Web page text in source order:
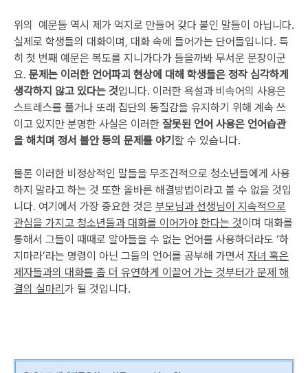
위의 예문들 역시 제가 억지로 만들어 갖다 붙인 말들이 아닙니다.
실제로 학생들의 대화이며, 대화 속에 들어가는 단어들입니다. 특
히 첫 번째 예문은 복도를 지니가다가 들을까봐 무서운 문장이군
요. 문제는 이러한 언어파괴 현상에 대해 학생들은 정작 심각하게
생각하지 않고 있다는 것입니다. 이러한 욕설과 비속어의 사용은
스트레스를 풀거나 또래 집단의 동질감을 유지하기 위해 계속 쓰
이고 있지만 분명한 사실은 이러한 잘못된 언어 사용은 언어습관
을 해치며 정서 불안 등의 문제를 야기 할 수 있습니다.
물론 이러한 비정상적인 말들을 무조건적으로 청소년들에게 사용
하지 말라고 하는 것 또한 올바른 해결방법이라고 볼 수 없을 것입
니다. 여기에서 가장 중요한 것은 부모님과 선생님이 지속적으로
관심을 가지고 청소년들과 대화를 이어가야 한다는 것이며 대화를
통해서 그들이 때때로 알아들을 수 없는 언어를 사용하더라도 ‘하
지마라’라는 명령이 아닌 그들의 언어를 공부해 가면서 자녀 혹은
제자들과의 대화를 좀 더 유연하게 이끌어 가는 것부터가 문제 해
결의 실마리 가 될 것입니다.